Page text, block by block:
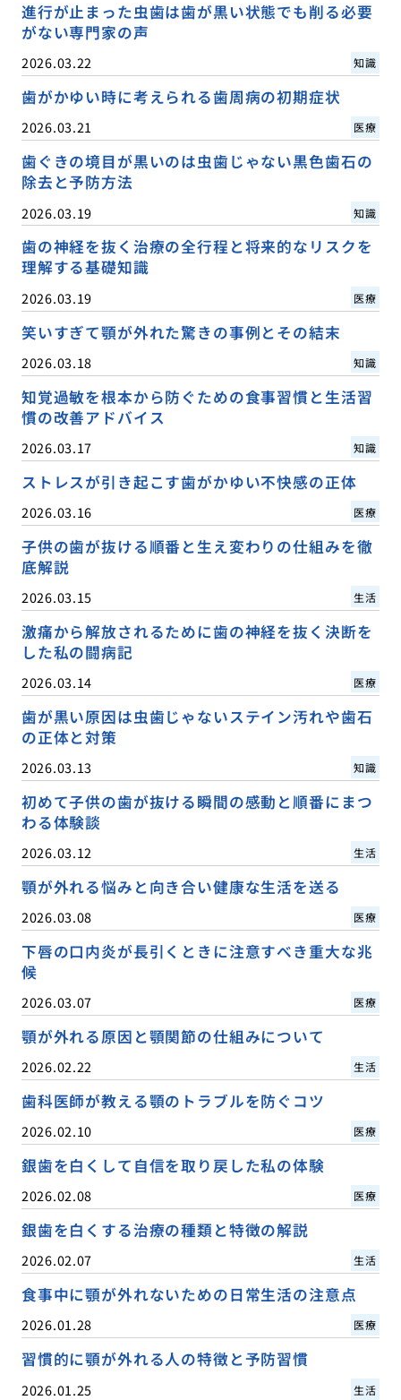
進行が止まった虫歯は歯が黒い状態でも削る必要
がない専門家の声
2026.03.22 知識
歯がかゆい時に考えられる歯周病の初期症状
2026.03.21 医療
歯ぐきの境目が黒いのは虫歯じゃない黒色歯石の
除去と予防方法
2026.03.19 知識
歯の神経を抜く治療の全行程と将来的なリスクを
理解する基礎知識
2026.03.19 医療
笑いすぎて顎が外れた驚きの事例とその結末
2026.03.18 知識
知覚過敏を根本から防ぐための食事習慣と生活習
慣の改善アドバイス
2026.03.17 知識
ストレスが引き起こす歯がかゆい不快感の正体
2026.03.16 医療
子供の歯が抜ける順番と生え変わりの仕組みを徹
底解説
2026.03.15 生活
激痛から解放されるために歯の神経を抜く決断を
した私の闘病記
2026.03.14 医療
歯が黒い原因は虫歯じゃないステイン汚れや歯石
の正体と対策
2026.03.13 知識
初めて子供の歯が抜ける瞬間の感動と順番にまつ
わる体験談
2026.03.12 生活
顎が外れる悩みと向き合い健康な生活を送る
2026.03.08 医療
下唇の口内炎が長引くときに注意すべき重大な兆
候
2026.03.07 医療
顎が外れる原因と顎関節の仕組みについて
2026.02.22 生活
歯科医師が教える顎のトラブルを防ぐコツ
2026.02.10 医療
銀歯を白くして自信を取り戻した私の体験
2026.02.08 医療
銀歯を白くする治療の種類と特徴の解説
2026.02.07 生活
食事中に顎が外れないための日常生活の注意点
2026.01.28 医療
習慣的に顎が外れる人の特徴と予防習慣
2026.01.25 生活